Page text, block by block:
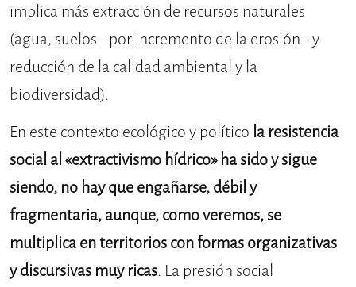
implica más extracción de recursos naturales
(agua, suelos –por incremento de la erosión– y
reducción de la calidad ambiental y la
biodiversidad).
En este contexto ecológico y político la resistencia
social al «extractivismo hídrico» ha sido y sigue
siendo, no hay que engañarse, débil y
fragmentaria, aunque, como veremos, se
multiplica en territorios con formas organizativas
y discursivas muy ricas. La presión social